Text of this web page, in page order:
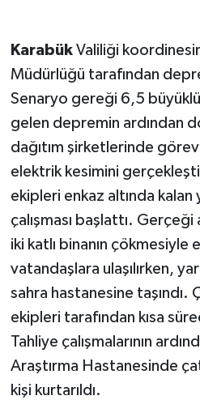
KarabükValiliği
Müdürlüğü tarafından
Senaryo gereği 6,5
gelen depremin ardından
dağıtım şirketlerinde
elektrik kesimini
ekipleri enkaz altında kalan
çalışması başlattı.
iki katlı binanın çökmesiyle
vatandaşlara ulaşılırken,
sahra hastanesine taşındı.
ekipleri tarafından kısa
Tahliye çalışmalarının
Araştırma Hastanesinde
kişi kurtarıldı.